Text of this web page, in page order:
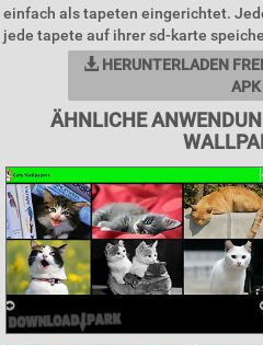
einfach als tapeten eingerichtet.
jede tapete auf ihrer sd-karte
HERUNTERLADEN
APK
ÄHNLICHE